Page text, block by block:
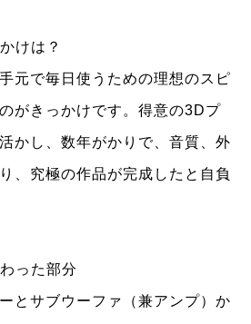
けは？
元で毎日使うための理想のスピ
がきっかけです。得意の3Dプ
かし、数年がかりで、音質、外
、究極の作品が完成したと自負
った部分
とサブウーファ（兼アンプ）か